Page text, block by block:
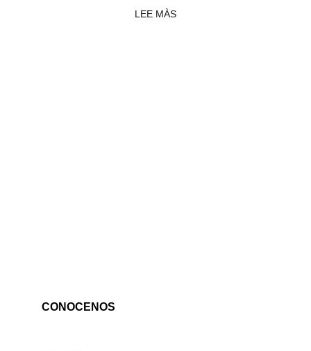
HISTORIAS
LEE MÀS
CONOCENOS